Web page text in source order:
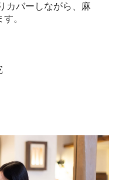
カバーしながら、麻
。